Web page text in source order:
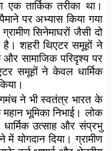
एक तार्किक तरीका था।
पर अभ्यास किया गया
सिनेमाघरों जैसी दो
है। शहरी थिएटर समूहों ने
सामाजिक परिदृश्य पर
समूहों ने केवल धार्मिक
ने भी स्वतंत्र भारत के
भूमिका निभाई। लोक
धार्मिक उत्साह और संप्रभु
में योगदान दिया। ग्रामीण